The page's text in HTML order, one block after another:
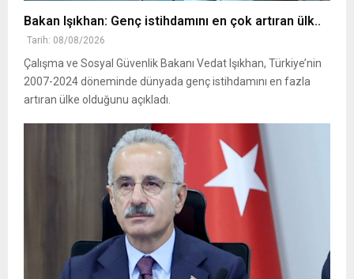
Bakan Işıkhan: Genç istihdamını en çok artıran ülk..
Tarih: 08/08/2026
Çalışma ve Sosyal Güvenlik Bakanı Vedat Işıkhan, Türkiye’nin
2007-2024 döneminde dünyada genç istihdamını en fazla
artıran ülke olduğunu açıkladı.